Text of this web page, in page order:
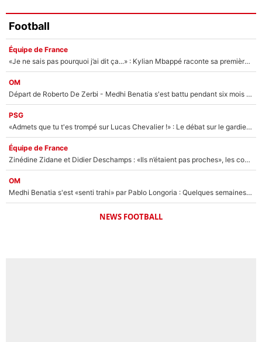
Football
Équipe de France
«Je ne sais pas pourquoi j’ai dit ça...» : Kylian Mbappé raconte sa première rencontre avec Zinédine Zidane (et c’est très drôle)
OM
Départ de Roberto De Zerbi - Medhi Benatia s'est battu pendant six mois pour le retenir à l'OM, le PSG a été le naufrage de trop : «Je pars avec toi»
PSG
«Admets que tu t'es trompé sur Lucas Chevalier !» : Le débat sur le gardien du PSG vire au clash à l'After Foot
Équipe de France
Zinédine Zidane et Didier Deschamps : «Ils n’étaient pas proches», les confidences d’un membre de l’équipe de France 1998 sur leur relation spéciale
OM
Medhi Benatia s'est «senti trahi» par Pablo Longoria : Quelques semaines après son départ, l'ancien directeur de football de l'OM règle ses comptes
NEWS FOOTBALL